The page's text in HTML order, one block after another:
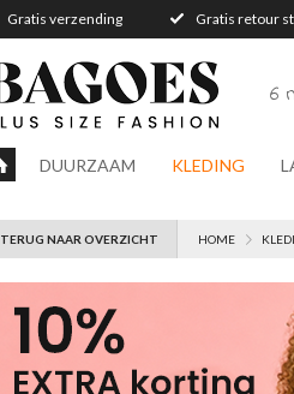
Gratis verzending Gratis retour
6
DUURZAAM KLEDING
TERUG NAAR OVERZICHT HOME